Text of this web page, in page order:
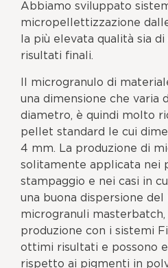
Abbiamo sviluppato
micropellettizzazione
la più elevata qualità sia
risultati finali.
Il microgranulo di
una dimensione che varia
diametro, è quindi molto
pellet standard le cui
4 mm. La produzione di
solitamente applicata nei
stampaggio e nei casi in
una buona dispersione del
microgranuli
produzione con i sistemi
ottimi risultati e possono
rispetto ai pigmenti in